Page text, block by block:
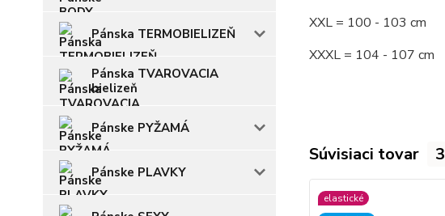
Pánska TERMOBIELIZEŇ
Pánska TVAROVACIA
bielizeň
Pánske PYŽAMÁ
Pánske PLAVKY
XXL = 100 - 103 cm
XXXL = 104 - 107
Súvisiaci tovar 3
elastické